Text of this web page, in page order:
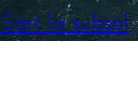
Sari la subsol